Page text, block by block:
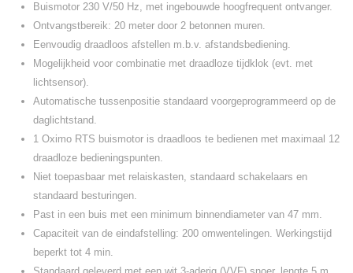
Buismotor 230 V/50 Hz, met ingebouwde hoogfrequent ontvanger.
Ontvangstbereik: 20 meter door 2 betonnen muren.
Eenvoudig draadloos afstellen m.b.v. afstandsbediening.
Mogelijkheid voor combinatie met draadloze tijdklok (evt. met
lichtsensor).
Automatische tussenpositie standaard voorgeprogrammeerd op de
daglichtstand.
1 Oximo RTS buismotor is draadloos te bedienen met maximaal 12
draadloze bedieningspunten.
Niet toepasbaar met relaiskasten, standaard schakelaars en
standaard besturingen.
Past in een buis met een minimum binnendiameter van 47 mm.
Capaciteit van de eindafstelling: 200 omwentelingen. Werkingstijd
beperkt tot 4 min.